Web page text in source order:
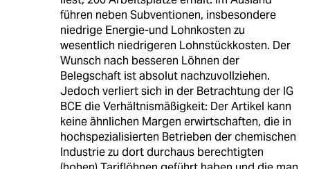
führen neben Subventionen, insbesondere
niedrige Energie-und Lohnkosten zu
wesentlich niedrigeren Lohnstückkosten. Der
Wunsch nach besseren Löhnen der
Belegschaft ist absolut nachzuvollziehen.
Jedoch verliert sich in der Betrachtung der IG
BCE die Verhältnismäßigkeit: Der Artikel kann
keine ähnlichen Margen erwirtschaften, die in
hochspezialisierten Betrieben der chemischen
Industrie zu dort durchaus berechtigten